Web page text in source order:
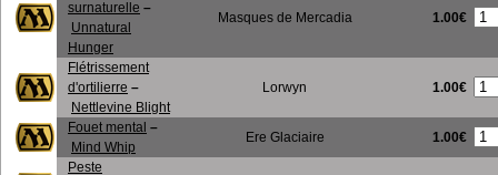
surnaturelle –
Unnatural
Hunger
Masques de Mercadia 1.00€
Flétrissement
d'ortilierre –
Nettlevine Blight
Lorwyn 1.00€
Fouet mental –
Mind Whip
Ere Glaciaire 1.00€
Peste